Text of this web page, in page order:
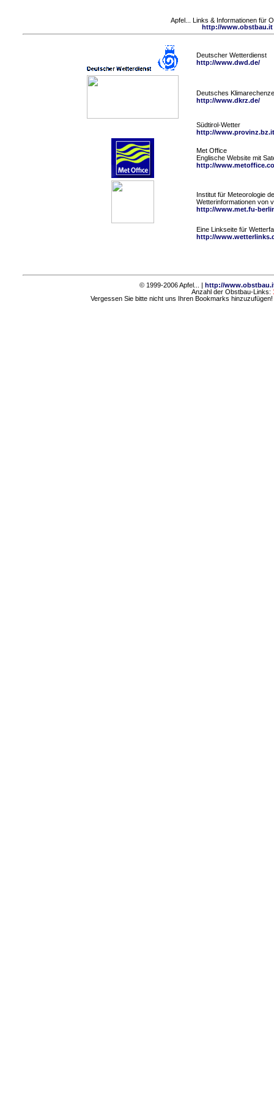
Apfel... Links & Informationen für
http://www.obstbau.it
Deutscher Wetterdienst
http://www.dwd.de/
Deutsches
http://www.dkrz.de/
Südtirol-Wetter
http://
Met Office
Englische Website mit
http://
Institut für Meteorologie
Wetterinformationen von
http://www.met.fu-
Eine Linkseite für
http://
© 1999-2006 Apfel... | http://
Anzahl der Obstbau-Links:
Vergessen Sie bitte nicht uns Ihren Bookmarks